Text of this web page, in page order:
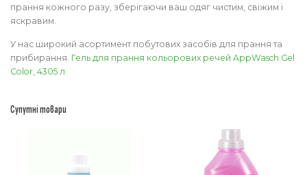
прання кожного разу, зберігаючи ваш одяг чистим, свіжим і
яскравим.
У нас широкий асортимент побутових засобів для прання та
прибирання. Гель для прання кольорових речей AppWasch Gel
Color, 4305 л
Супутні товари